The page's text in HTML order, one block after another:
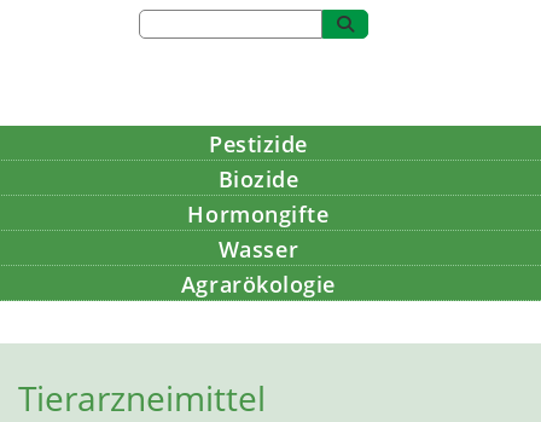
Pestizide
Biozide
Hormongifte
Wasser
Agrarökologie
Tierarzneimittel